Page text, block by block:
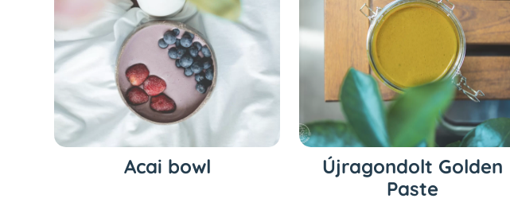
Acai bowl
Újragondolt Golden
Paste